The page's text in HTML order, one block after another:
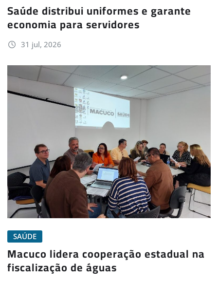
Saúde distribui uniformes e garante
economia para servidores
31 jul, 2026
SAÚDE
Macuco lidera cooperação estadual na
fiscalização de águas